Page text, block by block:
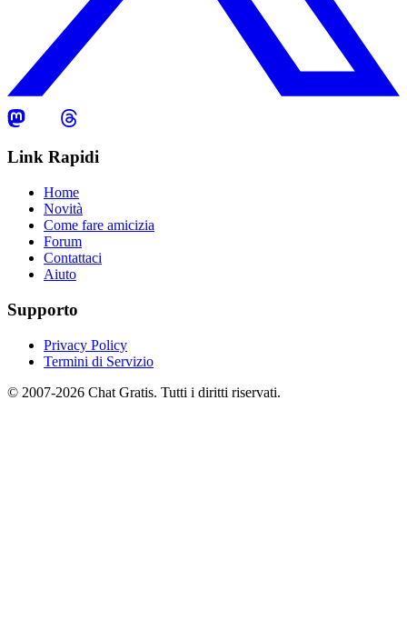
Link Rapidi
Home
Novità
Come fare amicizia
Forum
Contattaci
Aiuto
Supporto
Privacy Policy
Termini di Servizio
© 2007-2026 Chat Gratis. Tutti i diritti riservati.